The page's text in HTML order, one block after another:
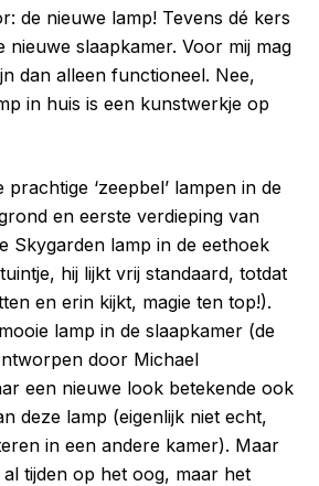
de nieuwe lamp! Tevens dé kers
nieuwe slaapkamer. Voor mij mag
dan alleen functioneel. Nee,
in huis is een kunstwerkje op
‘zeepbel’ lampen in de
en eerste verdieping van
Skygarden lamp in de eethoek
hij lijkt vrij standaard, totdat
en erin kijkt, magie ten top!).
lamp in de slaapkamer (de
door Michael
een nieuwe look betekende ook
deze lamp (eigenlijk niet echt,
in een andere kamer). Maar
tijden op het oog, maar het